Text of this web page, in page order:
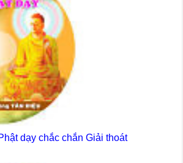
dạy chắc chắn Giải thoát